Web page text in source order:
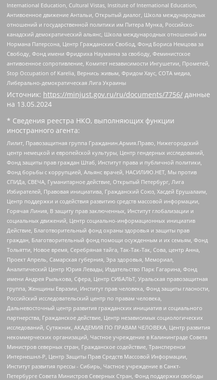
International Education, Cultural Vistas, Institute of International Education,
Антивоенное движение Антальи, Открытый диалог, Школа международных
отношений и государственной политики им Питера Мунка, Российско-
канадский демократический альянс, Школа международных отношений им
Нормана Патерсона, Центр Гражданских Свобод, Фонд Бориса Немцова за
Свободу, Фонд имени Фридриха Науманна за свободу, Феминистское
антивоенное сопротивление, Комитет независимости Ингушетии, Прометей,
Stop Occupation of Karelia, Вернись живым, Фридом Хаус, СОТА медиа,
Либерально-демократическая Лига Украины
Источник: https://minjust.gov.ru/ru/documents/7756/ данные
на 13.05.2024
* Сведения реестра НКО, выполняющих функции
иностранного агента:
Лилит, Правозащитная группа Гражданин.Армия.Право, Нижегородский
центр немецкой и европейской культуры, Центр гендерных исследований,
Фонд защиты прав граждан Штаб, Институт права и публичной политики,
Фонд борьбы с коррупцией, Альянс врачей, НАСИЛИЮ.НЕТ, Мы против
СПИДа, СВЕЧА, Гуманитарное действие, Открытый Петербург, Лига
Избирателей, Правовая инициатива, Гражданский Союз, Хасдей Ерушалаим,
Центр поддержки и содействия развитию средств массовой информации,
Горячая Линия, В защиту прав заключенных, Институт глобализации и
социальных движений, Центр социально-информационных инициатив
Действие, Благотворительный фонд охраны здоровья и защиты прав
граждан, Благотворительный фонд помощи осужденным и их семьям, Фонд
Тольятти, Новое время, Серебряная тайга, Так-Так-Так, Сова, центр Анна,
Проект Апрель, Самарская губерния, Эра здоровья, Мемориал,
Аналитический Центр Юрия Левады, Издательство Парк Гагарина, Фонд
имени Андрея Рылькова, Сфера, Центр СИБАЛЬТ, Уральская правозащитная
группа, Женщины Евразии, Институт прав человека, Фонд защиты гласности,
Российский исследовательский центр по правам человека,
Дальневосточный центр развития гражданских инициатив и социального
партнерства, Гражданское действие, Центр независимых социологических
исследований, Сутяжник, АКАДЕМИЯ ПО ПРАВАМ ЧЕЛОВЕКА, Центр развития
некоммерческих организаций, Частное учреждение в Калининграде Совета
Министров северных стран, Гражданское содействие, Трансперенси
Интернешнл-Р, Центр Защиты Прав Средств Массовой Информации,
Институт развития прессы - Сибирь, Частное учреждение в Санкт-
Петербурге Совета Министров Северных Стран, Фонд поддержки свободы